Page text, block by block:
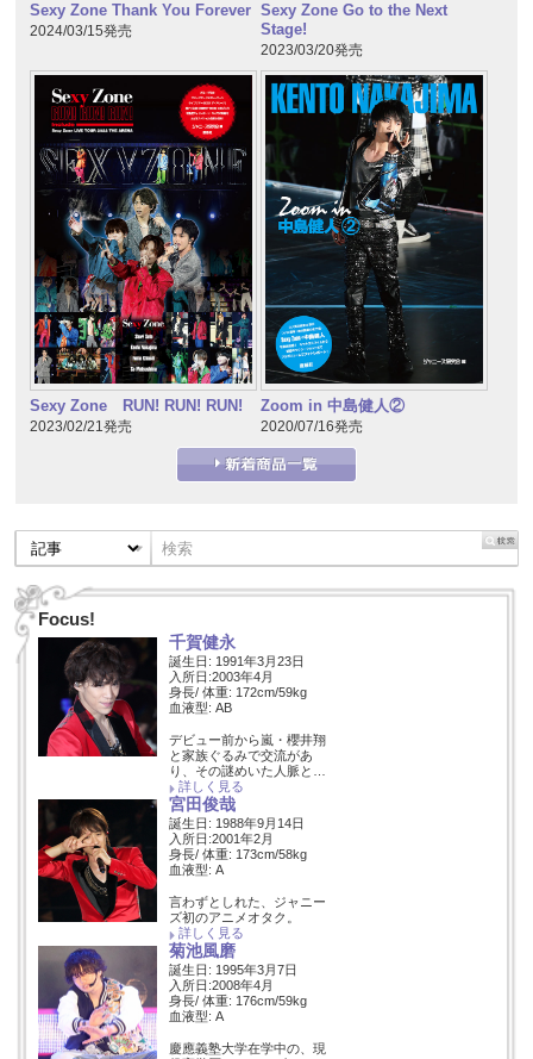
Sexy Zone Thank You Forever
2024/03/15発売
Sexy Zone Go to the Next
Stage!
2023/03/20発売
Sexy Zone RUN! RUN! RUN!
2023/02/21発売
Zoom in 中島健人②
2020/07/16発売
Focus!
千賀健永
誕生日: 1991年3月23日
入所日:2003年4月
身長/ 体重: 172cm/59kg
血液型: AB
デビュー前から嵐・櫻井翔
と家族ぐるみで交流があ
り、その謎めいた人脈と…
詳しく見る
宮田俊哉
誕生日: 1988年9月14日
入所日:2001年2月
身長/ 体重: 173cm/58kg
血液型: A
言わずとしれた、ジャニー
ズ初のアニメオタク。
詳しく見る
菊池風磨
誕生日: 1995年3月7日
入所日:2008年4月
身長/ 体重: 176cm/59kg
血液型: A
慶應義塾大学在学中の、現